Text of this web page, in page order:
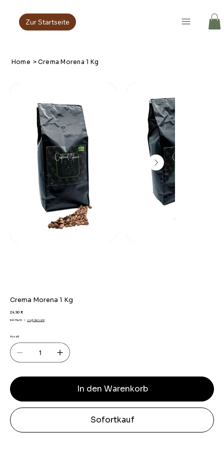
Zur Startseite
Home > Crema Morena 1 Kg
Crema Morena 1 Kg
Preis
24,90 €
inkl. MwSt. zzgl. Versand
Anzahl
In den Warenkorb
Sofortkauf